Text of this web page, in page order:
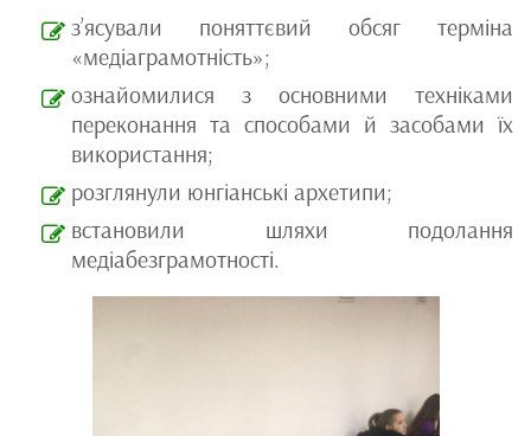
з’ясували поняттєвий обсяг терміна
«медіаграмотність»;
ознайомилися з основними техніками
переконання та способами й засобами їх
використання;
розглянули юнгіанські архетипи;
встановили шляхи подолання
медіабезграмотності.